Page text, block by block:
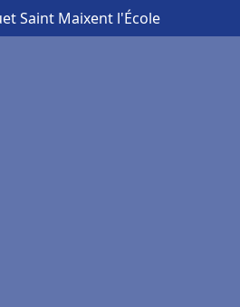
Saint Maixent l'École